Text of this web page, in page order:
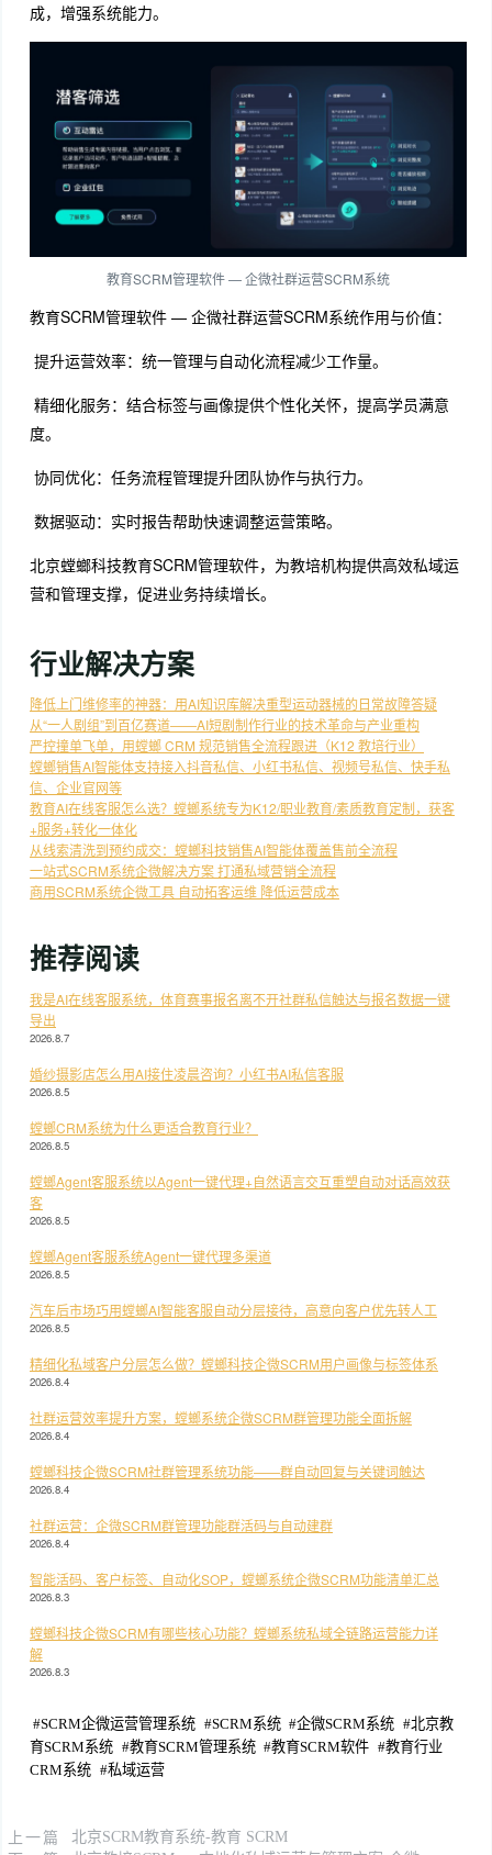
成，增强系统能力。
教育SCRM管理软件 — 企微社群运营SCRM系统
教育SCRM管理软件 — 企微社群运营SCRM系统作用与价值：
提升运营效率：统一管理与自动化流程减少工作量。
精细化服务：结合标签与画像提供个性化关怀，提高学员满意
度。
协同优化：任务流程管理提升团队协作与执行力。
数据驱动：实时报告帮助快速调整运营策略。
北京螳螂科技教育SCRM管理软件，为教培机构提供高效私域运
营和管理支撑，促进业务持续增长。
行业解决方案
降低上门维修率的神器：用AI知识库解决重型运动器械的日常故障答疑
从“一人剧组”到百亿赛道——AI短剧制作行业的技术革命与产业重构
严控撞单飞单，用螳螂 CRM 规范销售全流程跟进（K12 教培行业）
螳螂销售AI智能体支持接入抖音私信、小红书私信、视频号私信、快手私
信、企业官网等
教育AI在线客服怎么选？螳螂系统专为K12/职业教育/素质教育定制，获客
+服务+转化一体化
从线索清洗到预约成交：螳螂科技销售AI智能体覆盖售前全流程
一站式SCRM系统企微解决方案 打通私域营销全流程
商用SCRM系统企微工具 自动拓客运维 降低运营成本
推荐阅读
我是AI在线客服系统，体育赛事报名离不开社群私信触达与报名数据一键
导出
2026.8.7
婚纱摄影店怎么用AI接住凌晨咨询？小红书AI私信客服
2026.8.5
螳螂CRM系统为什么更适合教育行业？
2026.8.5
螳螂Agent客服系统以Agent一键代理+自然语言交互重塑自动对话高效获
客
2026.8.5
螳螂Agent客服系统Agent一键代理多渠道
2026.8.5
汽车后市场巧用螳螂AI智能客服自动分层接待，高意向客户优先转人工
2026.8.5
精细化私域客户分层怎么做？螳螂科技企微SCRM用户画像与标签体系
2026.8.4
社群运营效率提升方案，螳螂系统企微SCRM群管理功能全面拆解
2026.8.4
螳螂科技企微SCRM社群管理系统功能——群自动回复与关键词触达
2026.8.4
社群运营：企微SCRM群管理功能群活码与自动建群
2026.8.4
智能活码、客户标签、自动化SOP，螳螂系统企微SCRM功能清单汇总
2026.8.3
螳螂科技企微SCRM有哪些核心功能？螳螂系统私域全链路运营能力详
解
2026.8.3
#SCRM企微运营管理系统 #SCRM系统 #企微SCRM系统 #北京教
育SCRM系统 #教育SCRM管理系统 #教育SCRM软件 #教育行业
CRM系统 #私域运营
上一篇 北京SCRM教育系统-教育 SCRM